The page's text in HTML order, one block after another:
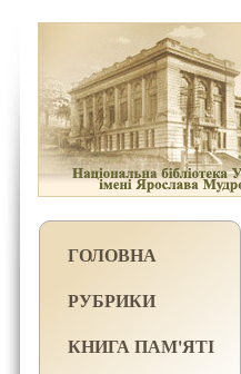
ГОЛОВНА
РУБРИКИ
КНИГА ПАМ'ЯТІ